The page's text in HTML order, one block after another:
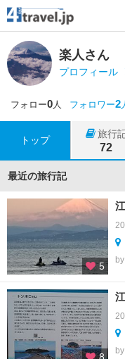
楽人さん
プロフィール
フォロー0人 フォロワー2
トップ
旅行
72
最近の旅行記
5